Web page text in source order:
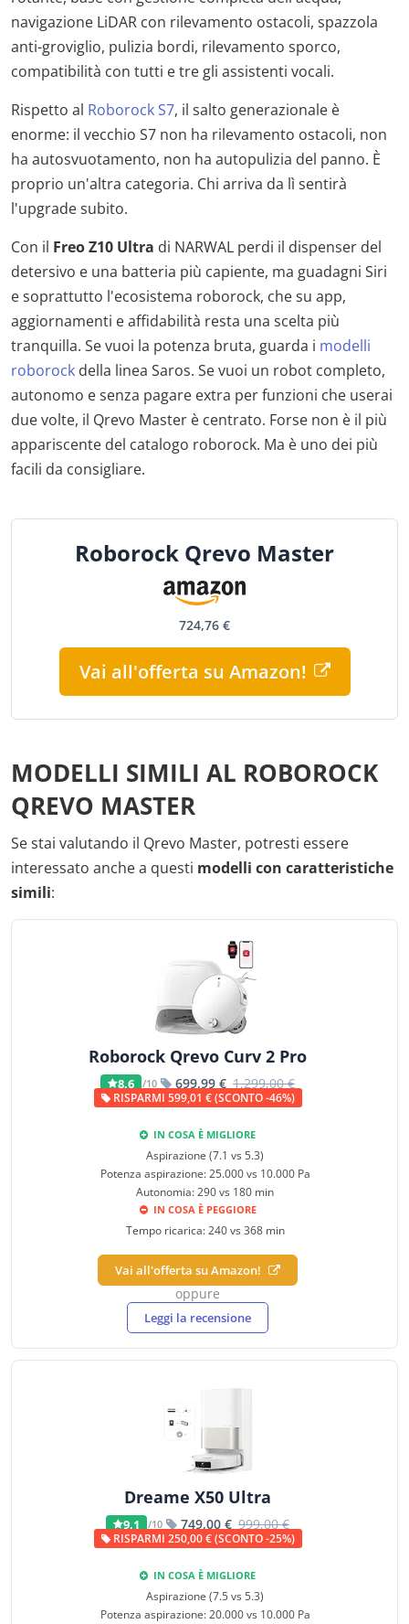
navigazione LiDAR con rilevamento ostacoli, spazzola
anti-groviglio, pulizia bordi, rilevamento sporco,
compatibilità con tutti e tre gli assistenti vocali.
Rispetto al Roborock S7, il salto generazionale è
enorme: il vecchio S7 non ha rilevamento ostacoli, non
ha autosvuotamento, non ha autopulizia del panno. È
proprio un'altra categoria. Chi arriva da lì sentirà
l'upgrade subito.
Con il Freo Z10 Ultra di NARWAL perdi il dispenser del
detersivo e una batteria più capiente, ma guadagni Siri
e soprattutto l'ecosistema roborock, che su app,
aggiornamenti e affidabilità resta una scelta più
tranquilla. Se vuoi la potenza bruta, guarda i modelli
roborock della linea Saros. Se vuoi un robot completo,
autonomo e senza pagare extra per funzioni che userai
due volte, il Qrevo Master è centrato. Forse non è il più
appariscente del catalogo roborock. Ma è uno dei più
facili da consigliare.
Roborock Qrevo Master
724,76 €
Vai all'offerta su Amazon!
MODELLI SIMILI AL ROBOROCK
QREVO MASTER
Se stai valutando il Qrevo Master, potresti essere
interessato anche a questi modelli con caratteristiche
simili:
Roborock Qrevo Curv 2 Pro
8,6 /10 699,99 € 1.299,00 €
RISPARMI 599,01 € (SCONTO -46%)
IN COSA È MIGLIORE
Aspirazione (7.1 vs 5.3)
Potenza aspirazione: 25.000 vs 10.000 Pa
Autonomia: 290 vs 180 min
IN COSA È PEGGIORE
Tempo ricarica: 240 vs 368 min
Vai all'offerta su Amazon!
oppure
Leggi la recensione
Dreame X50 Ultra
9,1 /10 749,00 € 999,00 €
RISPARMI 250,00 € (SCONTO -25%)
IN COSA È MIGLIORE
Aspirazione (7.5 vs 5.3)
Potenza aspirazione: 20.000 vs 10.000 Pa